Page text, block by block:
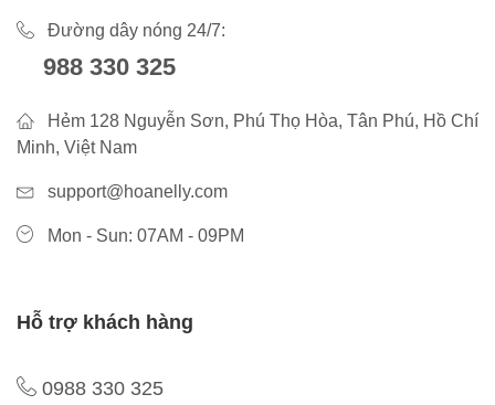
Đường dây nóng 24/7:
988 330 325
Hẻm 128 Nguyễn Sơn, Phú Thọ Hòa, Tân Phú, Hồ Chí
Minh, Việt Nam
support@hoanelly.com
Mon - Sun: 07AM - 09PM
Hỗ trợ khách hàng
0988 330 325